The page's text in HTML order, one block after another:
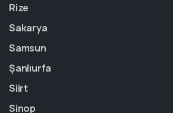
Rize
Sakarya
Samsun
Şanlıurfa
Siirt
Sinop